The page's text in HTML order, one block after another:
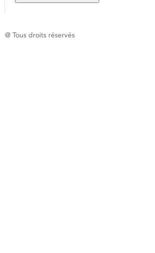
@ Tous droits réservés